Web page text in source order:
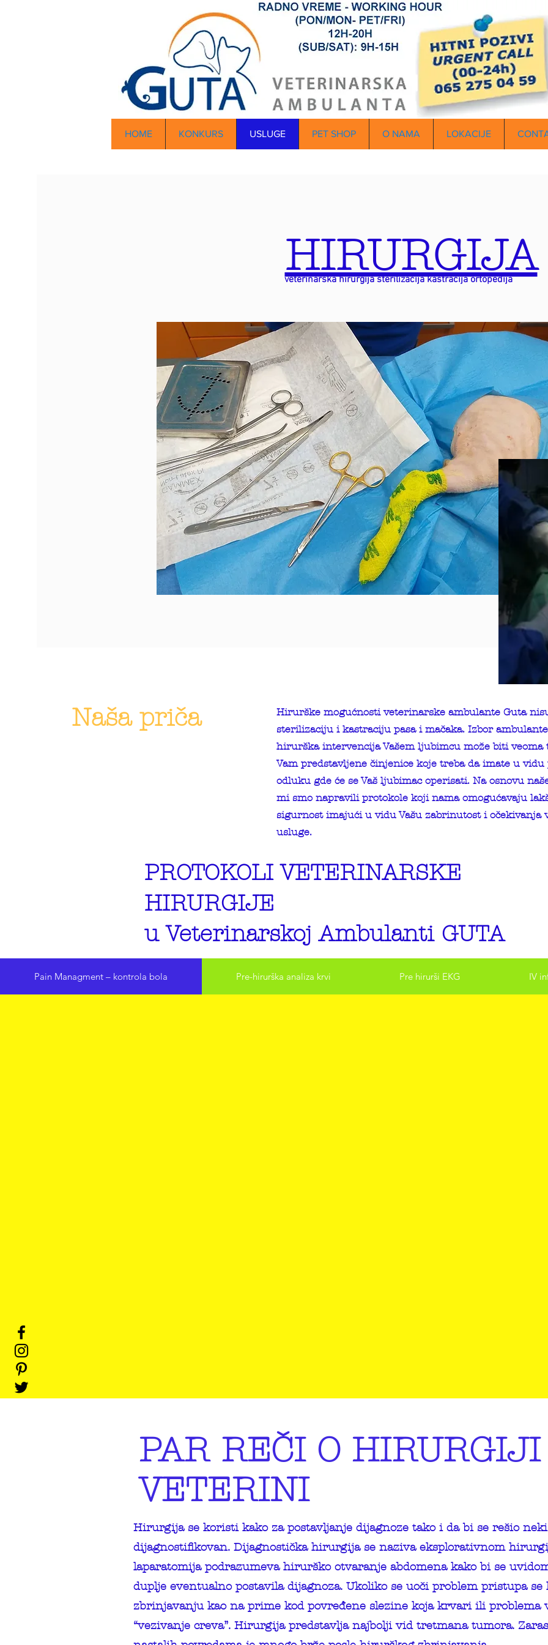
HOME KONKURS USLUGE PET SHOP O NAMA LOKACIJE
HIRURGIJA
veterinarska hirurgija sterilizacija kastracija ortopedija
Naša priča
Hirurške mogućnosti veterinarske ambulante Guta
sterilizaciju i kastraciju pasa i mačaka. Izbor
hirurška intervencija Vašem ljubimcu može biti veoma
Vam predstavljene činjenice koje treba da imate u vidu
odluku gde će se Vaš ljubimac operisati. Na osnovu
mi smo napravili protokole koji nama omogućavaju
sigurnost imajući u vidu Vašu zabrinutost i očekivanja
usluge.
PROTOKOLI VETERINARSKE
HIRURGIJE
u Veterinarskoj Ambulanti GUTA
Pain Managment – kontrola bola Pre-hirurška analiza krvi Pre hirurši EKG IV
PAR REČI O
VETERINI
Hirurgija se koristi kako za postavljanje dijagnoze tako i da bi se rešio
dijagnostifikovan. Dijagnostička hirurgija se naziva eksplorativnom
laparatomija podrazumeva hirurško otvaranje abdomena kako bi se
duplje eventualno postavila dijagnoza. Ukoliko se uoči problem pristupa
zbrinjavanju kao na prime kod povređene slezine koja krvari ili problema
“vezivanje creva”. Hirurgija predstavlja najbolji vid tretmana tumora.